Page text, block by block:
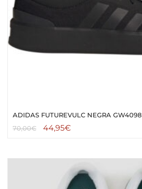
ADIDAS FUTUREVULC NEGRA GW4098
70,00€ 44,95€